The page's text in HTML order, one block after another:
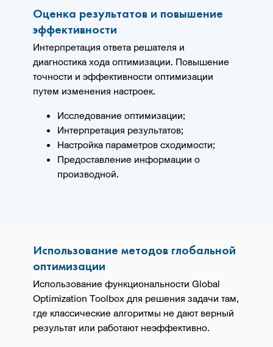
Оценка результатов и повышение
эффективности
Интерпретация ответа решателя и
диагностика хода оптимизации. Повышение
точности и эффективности оптимизации
путем изменения настроек.
Исследование оптимизации;
Интерпретация результатов;
Настройка параметров сходимости;
Предоставление информации о
производной.
Использование методов глобальной
оптимизации
Использование функциональности Global
Optimization Toolbox для решения задачи там,
где классические алгоритмы не дают верный
результат или работают неэффективно.